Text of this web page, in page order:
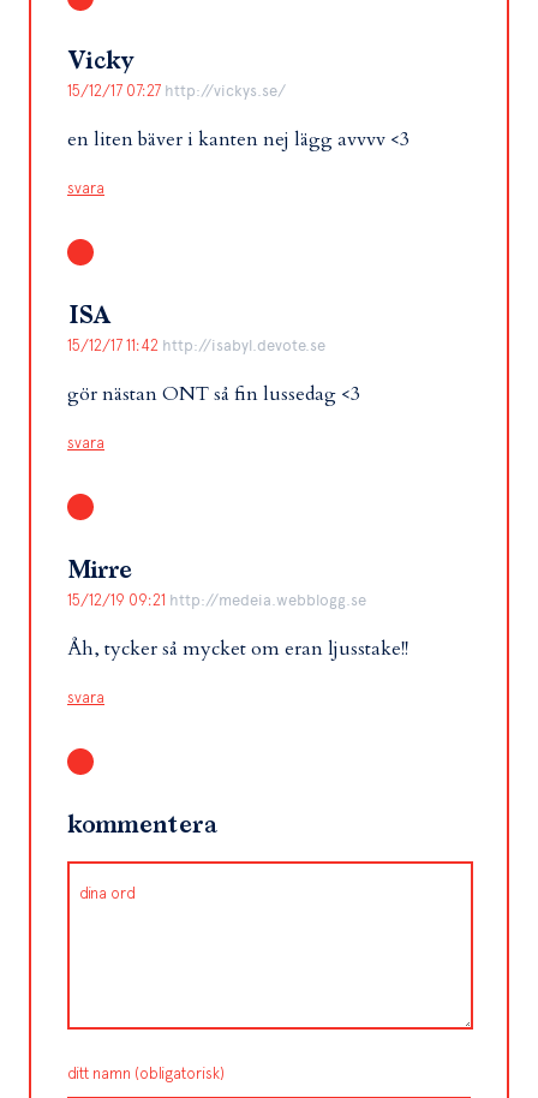
Vicky
15/12/17 07:27 http://vickys.se/
en liten bäver i kanten nej lägg avvvv <3
svara
ISA
15/12/17 11:42 http://isabyl.devote.se
gör nästan ONT så fin lussedag <3
svara
Mirre
15/12/19 09:21 http://medeia.webblogg.se
Åh, tycker så mycket om eran ljusstake!!
svara
kommentera